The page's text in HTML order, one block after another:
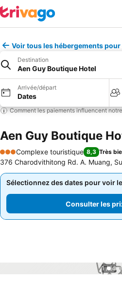
Voir tous les hébergements
Destination
Aen Guy Boutique Hotel
Arrivée/départ
Dates
Comment les paiements influencent
Aen Guy Boutique
3 Étoiles
Complexe touristique 8,3 Très
376 Charodvithitong Rd. A. Muang,
Sélectionnez des dates pour voir
Consulter les
Sélectionnez des dates pour voir
Consulter les
1 / 58